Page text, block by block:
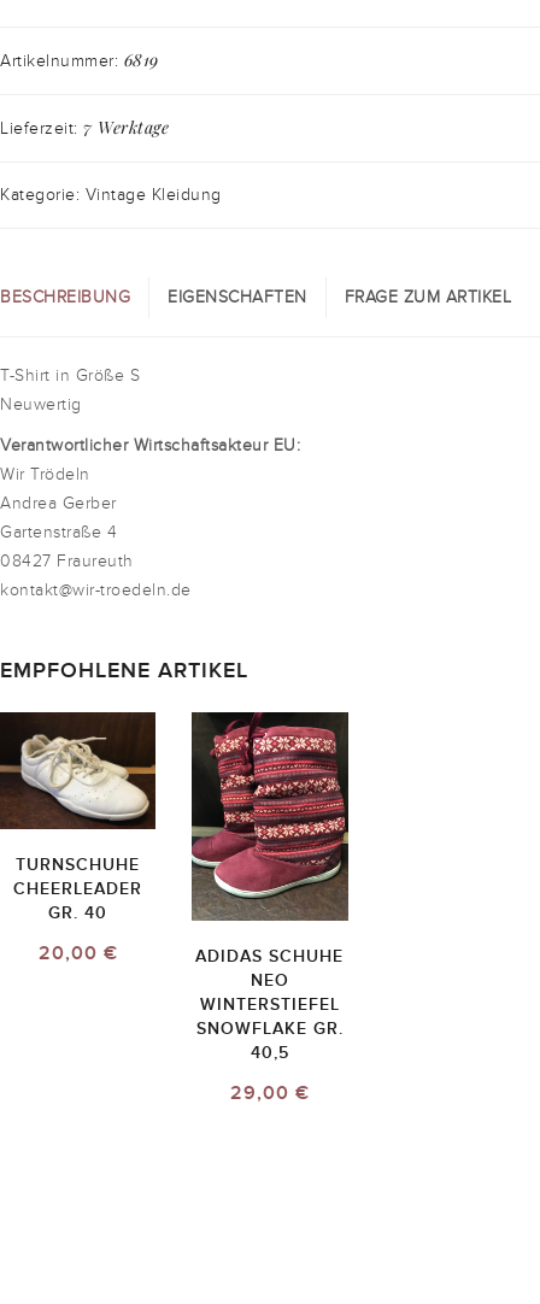
Artikelnummer: 6819
Lieferzeit: 7 Werktage
Kategorie: Vintage Kleidung
BESCHREIBUNG EIGENSCHAFTEN FRAGE ZUM ARTIKEL
T-Shirt in Größe S
Neuwertig
Verantwortlicher Wirtschaftsakteur EU:
Wir Trödeln
Andrea Gerber
Gartenstraße 4
08427 Fraureuth
kontakt@wir-troedeln.de
EMPFOHLENE ARTIKEL
TURNSCHUHE
CHEERLEADER
GR. 40
20,00 €
ADIDAS SCHUHE
NEO
WINTERSTIEFEL
SNOWFLAKE GR.
40,5
29,00 €